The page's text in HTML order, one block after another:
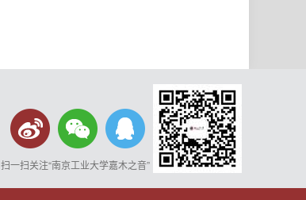
扫一扫关注“南京工业大学嘉木之音”